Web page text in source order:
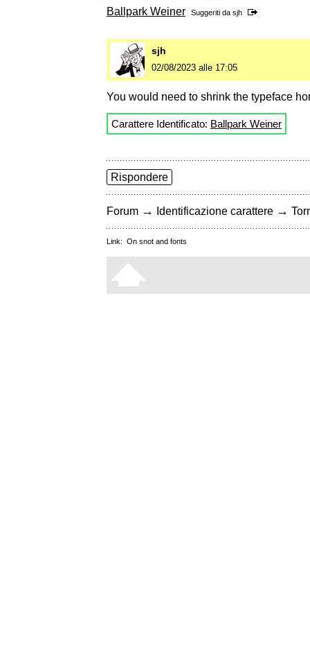
Ballpark Weiner Suggeriti da sjh
sjh
02/08/2023 alle 17:05
You would need to shrink the typeface
Carattere Identificato: Ballpark Weiner
Rispondere
Forum → Identificazione carattere →
Link: On snot and fonts